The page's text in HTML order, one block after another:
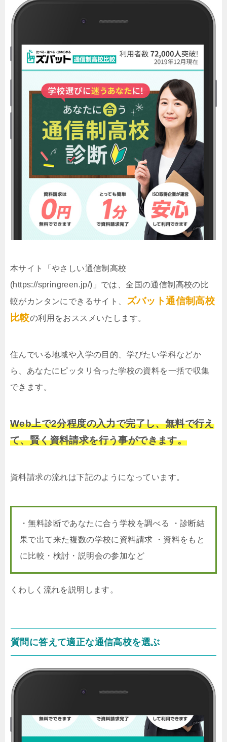
本サイト「やさしい通信制高校
(https://springreen.jp/)」では、全国の通信制高校の比
較がカンタンにできるサイト、
ズバット通信制高校
比較の利用をおススメいたします。
住んでいる地域や入学の目的、学びたい学科などか
ら、あなたにピッタリ合った学校の資料を一括で収集
できます。
Web上で2分程度の入力で完了し、無料で行え
て、賢く資料請求を行う事ができます。
資料請求の流れは下記のようになっています。
・無料診断であなたに合う学校を調べる ・診断結
果で出て来た複数の学校に資料請求 ・資料をもと
に比較・検討・説明会の参加など
くわしく流れを説明します。
質問に答えて適正な通信高校を選ぶ